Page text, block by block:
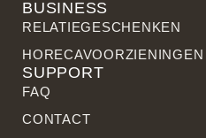
BUSINESS
RELATIE­GESCHENKEN
HORECAVOORZIENINGEN
SUPPORT
FAQ
CONTACT